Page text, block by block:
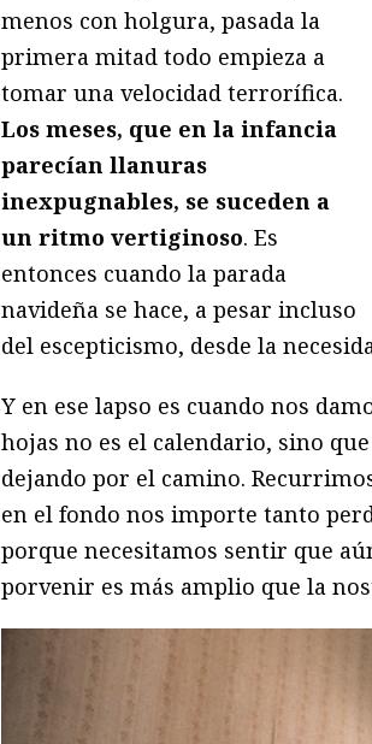
menos con holgura, pasada la
primera mitad todo empieza a
tomar una velocidad terrorífica.
Los meses, que en la infancia
parecían llanuras
inexpugnables, se suceden a
un ritmo vertiginoso. Es
entonces cuando la parada
navideña se hace, a pesar incluso
del escepticismo, desde la
Y en ese lapso es cuando nos
hojas no es el calendario, sino
dejando por el camino.
en el fondo nos importe tanto
porque necesitamos sentir que
porvenir es más amplio que la